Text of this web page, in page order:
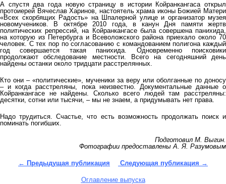
А спустя два года новую страницу в истории Койранкангаса открыл
протоиерей Вячеслав Харинов, настоятель храма иконы Божией Матери
«Всех скорбящих Радость» на Шпалерной улице и организатор музея
новомучеников. В октябре 2010 года, в канун Дня памяти жертв
политических репрессий, на Койранкангасе была совершена панихида,
на которую из Петербурга и Всеволожского района приехало около 70
человек. С тех пор по согласованию с командованием полигона каждый
год совершается такая панихида. Одновременно поисковики
продолжают обследование местности. Всего на сегодняшний день
найдены останки около тридцати расстрелянных.
Кто они – «политические», мученики за веру или оболганные по доносу
– и когда расстреляны, пока неизвестно. Документальные данные о
Койранкангасе не найдены. Сколько всего людей там расстреляны:
десятки, сотни или тысячи, – мы не знаем, а придумывать нет права.
Надо трудиться. Счастье, что есть возможность продолжать поиск и
поминать погибших.
Подготовил М. Выгин.
Фотографии предоставлены А. Я. Разумовым
← Предыдущая публикация Следующая публикация →
Оглавление выпуска